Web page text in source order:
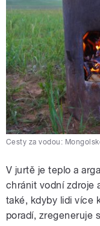
Cesty za vodou:
V jurtě je teplo a
chránit vodní zdroje
také, kdyby lidi více
poradí, zregeneruje